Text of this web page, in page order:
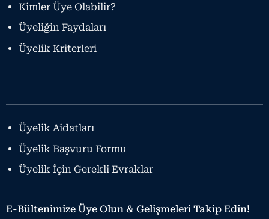
Kimler Üye Olabilir?
Üyeliğin Faydaları
Üyelik Kriterleri
Üyelik Aidatları
Üyelik Başvuru Formu
Üyelik İçin Gerekli Evraklar
E-Bültenimize Üye Olun & Gelişmeleri Takip Edin!